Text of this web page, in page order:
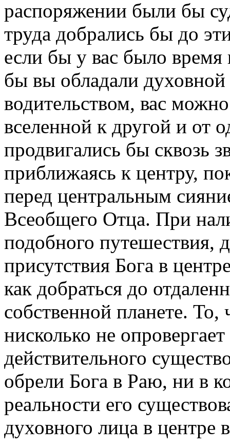
распоряжении были бы
труда добрались бы до
если бы у вас было время
бы вы обладали
водительством, вас
вселенной к другой и от
продвигались бы сквозь
приближаясь к центру,
перед центральным
Всеобщего Отца. При
подобного путешествия,
присутствия Бога в
как добраться до
собственной планете.
нисколько не
действительного
обрели Бога в Раю, ни в
реальности его
духовного лица в центре